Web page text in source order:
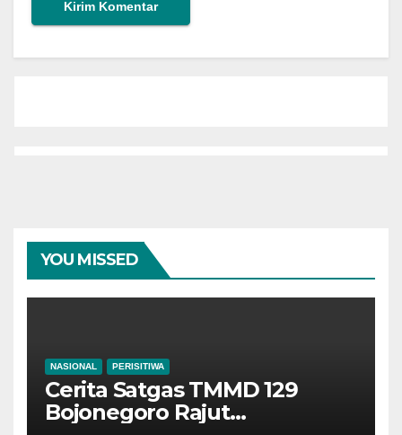
YOU MISSED
NASIONAL PERISITIWA
Cerita Satgas TMMD 129
Bojonegoro Rajut